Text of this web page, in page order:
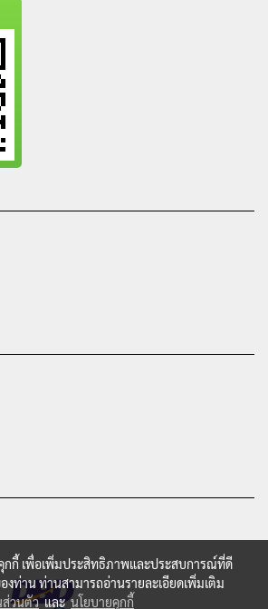
กกี้ เพื่อเพิ่มประสิทธิภาพและประสบการณ์ที่ดี
งท่าน ท่านสามารถอ่านรายละเอียดเพิ่มเติม
ส่วนตัวและนโยบายคุกกี้